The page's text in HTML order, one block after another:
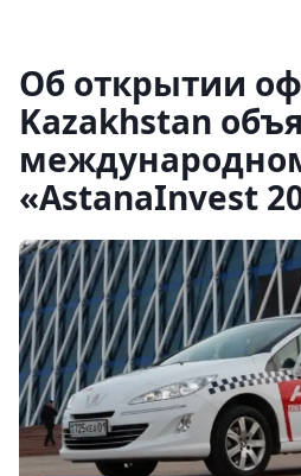
Об открытии
Kazakhstan
«AstanaInvest